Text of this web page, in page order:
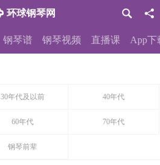
环球钢琴网
钢琴谱 钢琴视频 直播课 App下
30年代及以前 40年代
60年代 70年代
钢琴前辈